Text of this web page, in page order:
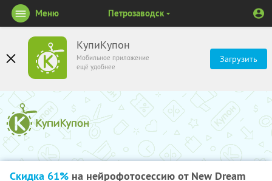
КупиКупон
Мобильное приложение
ещё удобнее
Загрузить
Меню Петрозаводск
Скидка 61% на нейрофотосессию от New Dream